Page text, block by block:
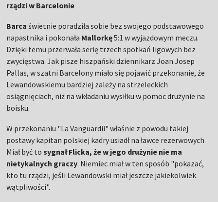
rządzi w Barcelonie
Barcaświetnie poradziła sobie bez swojego podstawowego
napastnika i pokonała Mallorkę5:1 w wyjazdowym meczu.
Dzięki temu przerwała serię trzech spotkań ligowych bez
zwycięstwa. Jak pisze hiszpański dziennikarz Joan Josep
Pallas, w szatni Barcelony miało się pojawić przekonanie, że
Lewandowskiemu bardziej zależy na strzeleckich
osiągnięciach, niż na wkładaniu wysiłku w pomoc drużynie na
boisku.
W przekonaniu "La Vanguardii" właśnie z powodu takiej
postawy kapitan polskiej kadry usiadł na ławce rezerwowych.
Miał być tosygnał Flicka, że w jego drużynie nie ma
nietykalnych graczy. Niemiec miał w ten sposób "pokazać,
kto tu rządzi, jeśli Lewandowski miał jeszcze jakiekolwiek
wątpliwości".